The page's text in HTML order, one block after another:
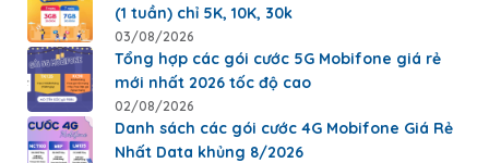
(1 tuần) chỉ 5K, 10K, 30k
03/08/2026
Tổng hợp các gói cước 5G Mobifone giá rẻ
mới nhất 2026 tốc độ cao
02/08/2026
Danh sách các gói cước 4G Mobifone Giá Rẻ
Nhất Data khủng 8/2026